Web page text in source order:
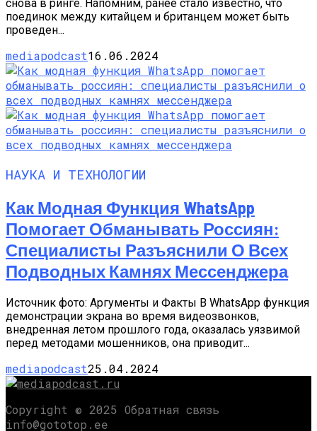
снова в ринге. Напомним, ранее стало известно, что
поединок между китайцем и британцем может быть
проведен...
mediapodcast16.06.2024
НАУКА И ТЕХНОЛОГИИ
Как Модная Функция WhatsApp
Помогает Обманывать Россиян:
Специалисты Разъяснили О Всех
Подводных Камнях Мессенджера
Источник фото: Аргументы и Факты В WhatsApp функция
демонстрации экрана во время видеозвонков,
внедренная летом прошлого года, оказалась уязвимой
перед методами мошенников, она приводит...
mediapodcast25.04.2024
Copyright © 2025 Обратная связь
info@gototop.ee